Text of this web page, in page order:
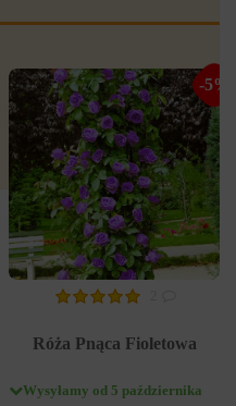
-5%
Róża Pnąca Fioletowa
Wysyłamy od 5 października